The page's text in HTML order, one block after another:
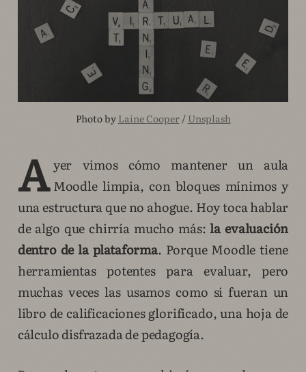
Photo by Laine Cooper / Unsplash
A yer vimos cómo mantener un aula
Moodle limpia, con bloques mínimos y
una estructura que no ahogue. Hoy toca hablar
de algo que chirría mucho más:la evaluación
dentro de la plataforma. Porque Moodle tiene
herramientas potentes para evaluar, pero
muchas veces las usamos como si fueran un
libro de calificaciones glorificado, una hoja de
cálculo disfrazada de pedagogía.